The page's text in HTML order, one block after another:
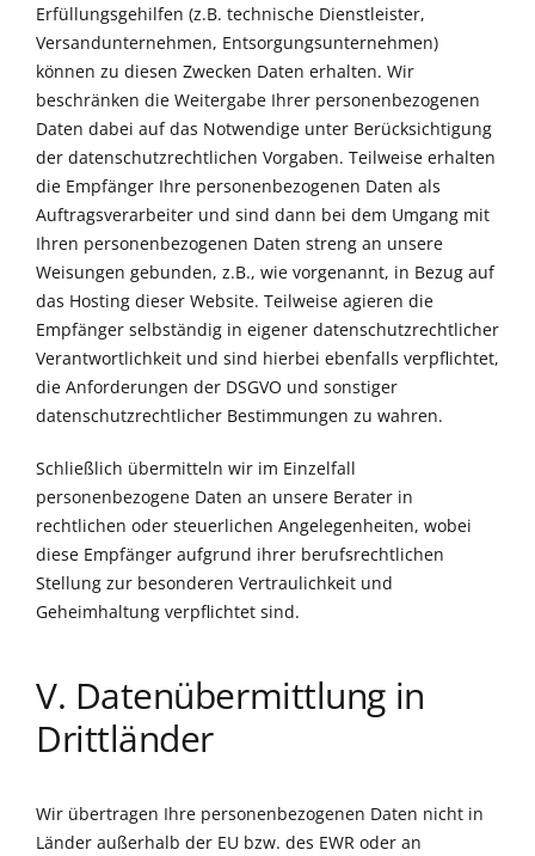
Erfüllungsgehilfen (z.B. technische Dienstleister,
Versandunternehmen, Entsorgungsunternehmen)
können zu diesen Zwecken Daten erhalten. Wir
beschränken die Weitergabe Ihrer personenbezogenen
Daten dabei auf das Notwendige unter Berücksichtigung
der datenschutzrechtlichen Vorgaben. Teilweise erhalten
die Empfänger Ihre personenbezogenen Daten als
Auftragsverarbeiter und sind dann bei dem Umgang mit
Ihren personenbezogenen Daten streng an unsere
Weisungen gebunden, z.B., wie vorgenannt, in Bezug auf
das Hosting dieser Website. Teilweise agieren die
Empfänger selbständig in eigener datenschutzrechtlicher
Verantwortlichkeit und sind hierbei ebenfalls verpflichtet,
die Anforderungen der DSGVO und sonstiger
datenschutzrechtlicher Bestimmungen zu wahren.
Schließlich übermitteln wir im Einzelfall
personenbezogene Daten an unsere Berater in
rechtlichen oder steuerlichen Angelegenheiten, wobei
diese Empfänger aufgrund ihrer berufsrechtlichen
Stellung zur besonderen Vertraulichkeit und
Geheimhaltung verpflichtet sind.
V. Datenübermittlung in
Drittländer
Wir übertragen Ihre personenbezogenen Daten nicht in
Länder außerhalb der EU bzw. des EWR oder an